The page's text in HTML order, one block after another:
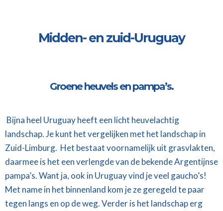
Midden- en zuid-Uruguay
Groene heuvels en pampa’s.
Bijna heel Uruguay heeft een licht heuvelachtig
landschap. Je kunt het vergelijken met het landschap in
Zuid-Limburg. Het bestaat voornamelijk uit grasvlakten,
daarmee is het een verlengde van de bekende Argentijnse
pampa’s. Want ja, ook in Uruguay vind je veel gaucho’s!
Met name in het binnenland kom je ze geregeld te paar
tegen langs en op de weg. Verder is het landschap erg